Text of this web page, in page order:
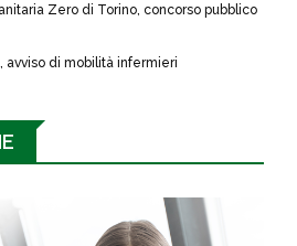
Zero di Torino, concorso pubblico
avviso di mobilità infermieri